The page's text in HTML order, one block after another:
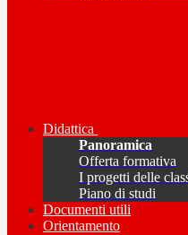
Didattica
Panoramica
Offerta formativa
I progetti delle
Piano di studi
Documenti utili
Orientamento